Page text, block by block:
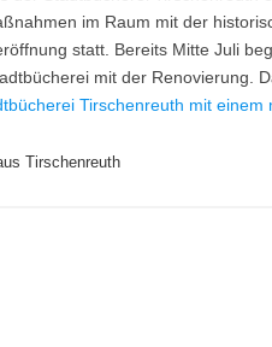
im Raum mit der
statt. Bereits Mitte Juli
mit der Renovierung.
Tirschenreuth mit einem
Tirschenreuth